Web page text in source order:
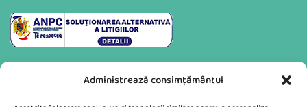
Administrează consimțământul